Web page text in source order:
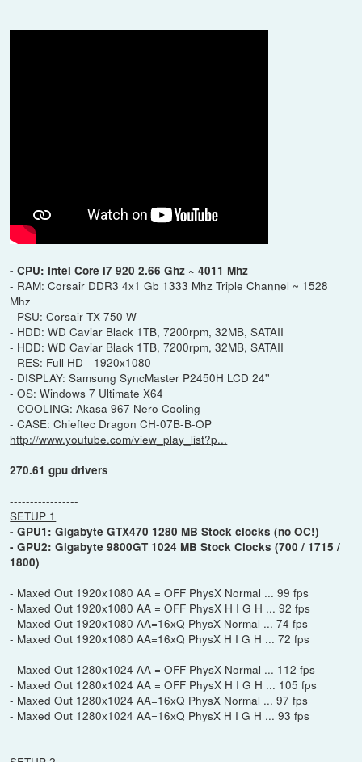
- CPU: Intel Core i7 920 2.66 Ghz ~ 4011 Mhz
- RAM: Corsair DDR3 4x1 Gb 1333 Mhz Triple Channel ~ 1528
Mhz
- PSU: Corsair TX 750 W
- HDD: WD Caviar Black 1TB, 7200rpm, 32MB, SATAII
- HDD: WD Caviar Black 1TB, 7200rpm, 32MB, SATAII
- RES: Full HD - 1920x1080
- DISPLAY: Samsung SyncMaster P2450H LCD 24''
- OS: Windows 7 Ultimate X64
- COOLING: Akasa 967 Nero Cooling
- CASE: Chieftec Dragon CH-07B-B-OP
http://www.youtube.com/view_play_list?p...
270.61 gpu drivers
-----------------
SETUP 1
- GPU1: Gigabyte GTX470 1280 MB Stock clocks (no OC!)
- GPU2: Gigabyte 9800GT 1024 MB Stock Clocks (700 / 1715 /
1800)
- Maxed Out 1920x1080 AA = OFF PhysX Normal ... 99 fps
- Maxed Out 1920x1080 AA = OFF PhysX H I G H ... 92 fps
- Maxed Out 1920x1080 AA=16xQ PhysX Normal ... 74 fps
- Maxed Out 1920x1080 AA=16xQ PhysX H I G H ... 72 fps
- Maxed Out 1280x1024 AA = OFF PhysX Normal ... 112 fps
- Maxed Out 1280x1024 AA = OFF PhysX H I G H ... 105 fps
- Maxed Out 1280x1024 AA=16xQ PhysX Normal ... 97 fps
- Maxed Out 1280x1024 AA=16xQ PhysX H I G H ... 93 fps